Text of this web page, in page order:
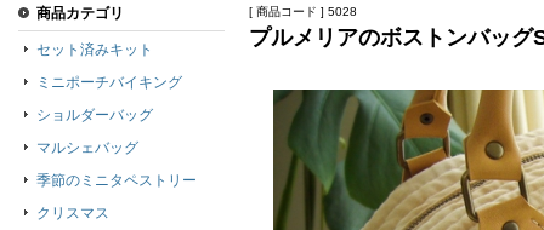
[ 商品コード ] 5028
プルメリアのボストンバッグ
商品カテゴリ
セット済みキット
ミニポーチバイキング
ショルダーバッグ
マルシェバッグ
季節のミニタペストリー
クリスマス